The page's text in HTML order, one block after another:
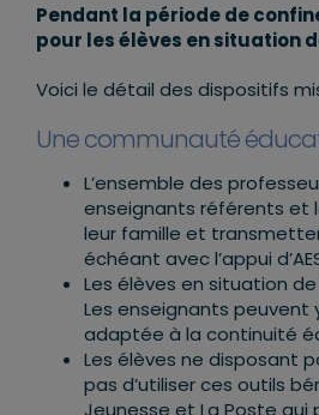
Pendant la période de
pour les élèves en situation
Voici le détail des dispositifs
Une communauté
L’ensemble des
enseignants référents et
leur famille et
échéant avec l’appui
Les élèves en situation
Les enseignants peuvent
adaptée à la continuité
Les élèves ne disposant
pas d’utiliser ces outils
Jeunesse et La Poste